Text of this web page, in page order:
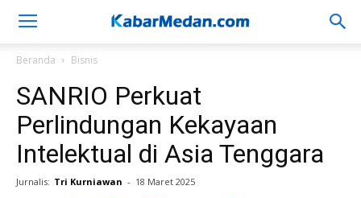
Beranda Bisnis
SANRIO Perkuat
Perlindungan Kekayaan
Intelektual di Asia Tenggara
Jurnalis: Tri Kurniawan - 18 Maret 2025